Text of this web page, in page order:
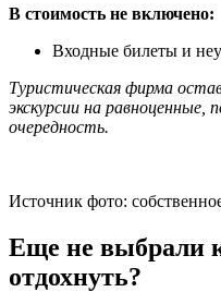
В стоимость не включено:
Входные билеты и
Туристическая фирма
экскурсии на равноценные,
очередность.
Источник фото:
Еще не выбрали
отдохнуть?